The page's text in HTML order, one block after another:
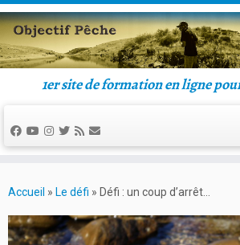
1er site de formation en ligne
Accueil » Le défi » Défi : un coup d’arrêt…